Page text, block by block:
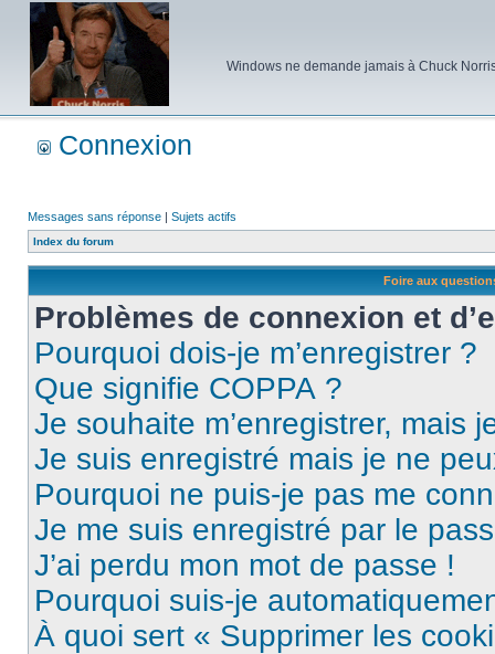
Windows ne demande jamais à Chuck
Connexion
Messages sans réponse | Sujets actifs
Index du forum
Foire aux
Problèmes de connexion et
Pourquoi dois-je m’enregistrer ?
Que signifie COPPA ?
Je souhaite m’enregistrer, mais
Je suis enregistré mais je ne
Pourquoi ne puis-je pas me
Je me suis enregistré par le
J’ai perdu mon mot de passe !
Pourquoi suis-je
À quoi sert « Supprimer les